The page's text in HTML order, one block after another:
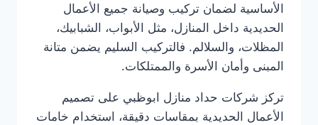
الأساسية لضمان تركيب وصيانة جميع الأعمال
الحديدية داخل المنازل، مثل الأبواب، الشبابيك،
المظلات، والسلالم. فالتركيب السليم يضمن متانة
المبنى وأمان الأسرة والممتلكات.
تركز شركات حداد منازل ابوظبي على تصميم
الأعمال الحديدية بمقاسات دقيقة، استخدام خامات